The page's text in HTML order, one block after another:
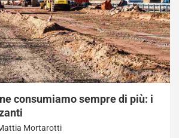
consumiamo sempre di più: i
Mortarotti